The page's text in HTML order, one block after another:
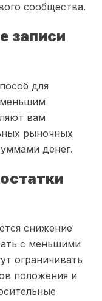
сообщества.
записи
для
вам
рыночных
денег.
снижение
с меньшими
ограничивать
положения и